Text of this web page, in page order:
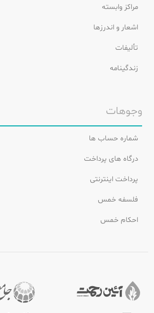
مراکز وابسته
اشعار و اندرزها
تألیفات
زندگینامه
وجوهات
شماره حساب ها
درگاه های پرداخت
پرداخت اینترنتی
فلسفه خمس
احکام خمس